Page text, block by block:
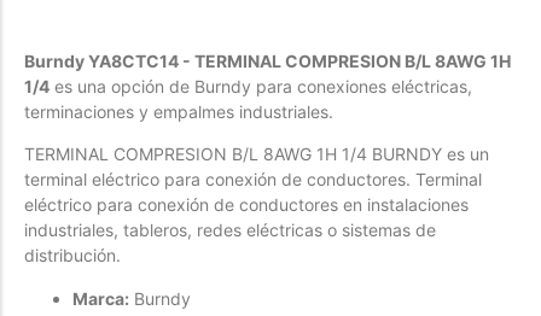
Burndy YA8CTC14 - TERMINAL COMPRESION B/L 8AWG 1H
1/4 es una opción de Burndy para conexiones eléctricas,
terminaciones y empalmes industriales.
TERMINAL COMPRESION B/L 8AWG 1H 1/4 BURNDY es un
terminal eléctrico para conexión de conductores. Terminal
eléctrico para conexión de conductores en instalaciones
industriales, tableros, redes eléctricas o sistemas de
distribución.
Marca: Burndy